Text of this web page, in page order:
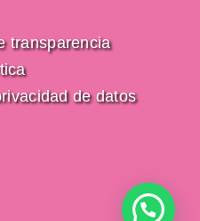
transparencia
de datos